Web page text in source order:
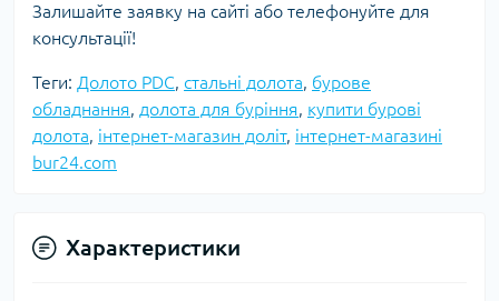
Залишайте заявку на сайті або телефонуйте для
консультації!
Теги: Долото PDC, стальні долота, бурове
обладнання, долота для буріння, купити бурові
долота, інтернет-магазин доліт, інтернет-магазині
bur24.com
Характеристики